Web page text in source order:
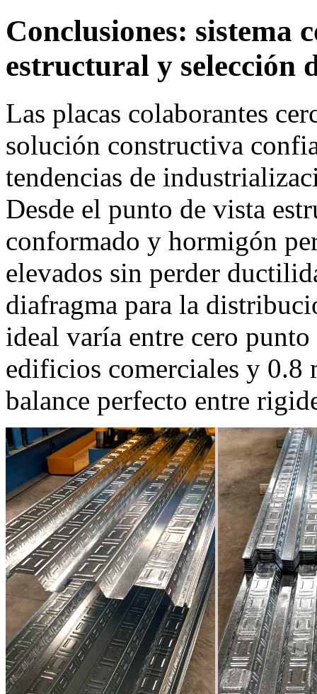
Conclusiones: sistema
estructural y selección
Las placas colaborantes
solución constructiva
tendencias de
Desde el punto de vista
conformado y hormigón
elevados sin perder
diafragma para la
ideal varía entre cero
edificios comerciales y 0.8
balance perfecto entre